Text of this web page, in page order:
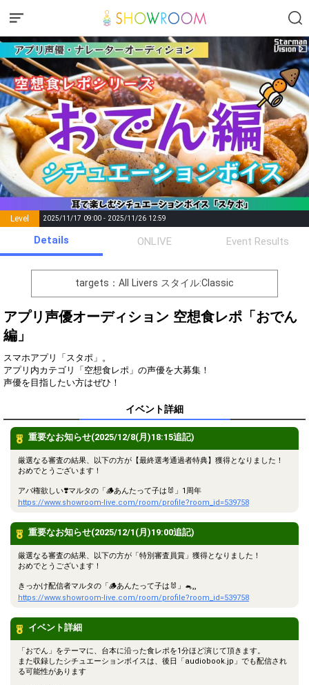
Level 2025/11/17 09:00 - 2025/11/26 12:59
Points List of Goal
number of
positions
Rema
0 Event Begins!
オリジナルアバター制作権獲
得！
Throw gifts to the stage and join
the live performance.
Show Gold to purchase gifts
continue to send gifts to the
performer(s), the performer's
popularity ranking and your
ranking go up.
send them gifts.
To send performers paid items,
You can post comments. Please
other users.
Details ONLIVE Event Results
targets：All Livers スタイル:Classic
アプリ声優オーディション 空想食レポ「おでん
編」
スマホアプリ「スタポ」。
アプリ内カテゴリ「空想食レポ」の声優を大募集！
声優を目指したい方はぜひ！
イベント詳細
重要なお知らせ(2025/12/8(月)18:15追記)
厳選なる審査の結果、以下の方が【最終選考通過者特典】獲得となりました！
おめでとうございます！
アバ権欲しい❣️マルタの「🪵あんたって子は🐰」1周年
https://www.showroom-live.com/room/profile?room_id=539758
重要なお知らせ(2025/12/1(月)19:00追記)
厳選なる審査の結果、以下の方が「特別審査員賞」獲得となりました！
おめでとうございます！
きっかけ配信者マルタの「🪵あんたって子は🐰」🐁⸒⸒
https://www.showroom-live.com/room/profile?room_id=539758
イベント詳細
「おでん」をテーマに、台本に沿った食レポを1分ほど演じて頂きます。
また収録したシチュエーションボイスは、後日「audiobook.jp」でも配信され
る可能性があります